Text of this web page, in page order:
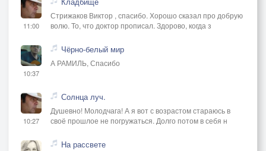
11:00
Стрижаков Виктор , спасибо. Хорошо сказал про добрую
волю. То, что доктор прописал. Здорово, когда з
10:37
Чёрно-белый мир
А РАМИЛЬ, Спасибо
10:27
Солнца луч.
Душевно! Молодчага! А я вот с возрастом стараюсь в
своё прошлое не погружаться. Долго потом в себя н
На рассвете